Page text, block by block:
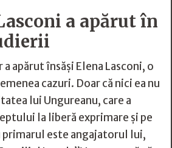
a apărut în
apărut însăși Elena Lasconi, o
cazuri. Doar că nici ea nu
lui Ungureanu, care a
la liberă exprimare și pe
primarul este angajatorul lui,